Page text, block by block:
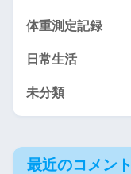
体重測定記録
日常生活
未分類
最近のコメント